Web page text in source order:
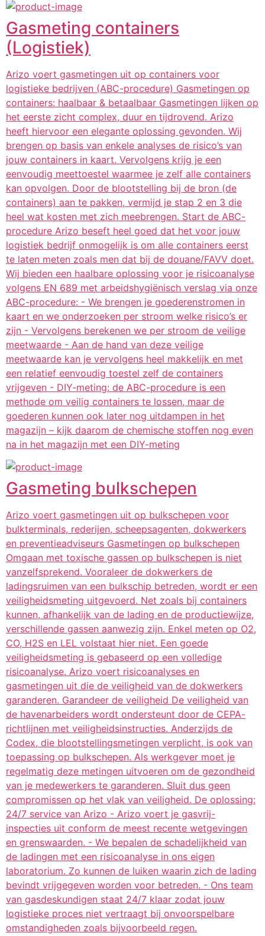
Gasmeting containers
(Logistiek)
Arizo voert gasmetingen uit op containers voor
logistieke bedrijven (ABC-procedure) Gasmetingen op
containers: haalbaar & betaalbaar Gasmetingen lijken op
het eerste zicht complex, duur en tijdrovend. Arizo
heeft hiervoor een elegante oplossing gevonden. Wij
brengen op basis van enkele analyses de risico’s van
jouw containers in kaart. Vervolgens krijg je een
eenvoudig meettoestel waarmee je zelf alle containers
kan opvolgen. Door de blootstelling bij de bron (de
containers) aan te pakken, vermijd je stap 2 en 3 die
heel wat kosten met zich meebrengen. Start de ABC-
procedure Arizo beseft heel goed dat het voor jouw
logistiek bedrijf onmogelijk is om alle containers eerst
te laten meten zoals men dat bij de douane/FAVV doet.
Wij bieden een haalbare oplossing voor je risicoanalyse
volgens EN 689 met arbeidshygiënisch verslag via onze
ABC-procedure: - We brengen je goederenstromen in
kaart en we onderzoeken per stroom welke risico’s er
zijn - Vervolgens berekenen we per stroom de veilige
meetwaarde - Aan de hand van deze veilige
meetwaarde kan je vervolgens heel makkelijk en met
een relatief eenvoudig toestel zelf de containers
vrijgeven - DIY-meting: de ABC-procedure is een
methode om veilig containers te lossen, maar de
goederen kunnen ook later nog uitdampen in het
magazijn – kijk daarom de chemische stoffen nog even
na in het magazijn met een DIY-meting
Gasmeting bulkschepen
Arizo voert gasmetingen uit op bulkschepen voor
bulkterminals, rederijen, scheepsagenten, dokwerkers
en preventieadviseurs Gasmetingen op bulkschepen
Omgaan met toxische gassen op bulkschepen is niet
vanzelfsprekend. Vooraleer de dokwerkers de
ladingsruimen van een bulkschip betreden, wordt er een
veiligheidsmeting uitgevoerd. Net zoals bij containers
kunnen, afhankelijk van de lading en de productiewijze,
verschillende gassen aanwezig zijn. Enkel meten op O2,
CO, H2S en LEL volstaat hier niet. Een goede
veiligheidsmeting is gebaseerd op een volledige
risicoanalyse. Arizo voert risicoanalyses en
gasmetingen uit die de veiligheid van de dokwerkers
garanderen. Garandeer de veiligheid De veiligheid van
de havenarbeiders wordt ondersteunt door de CEPA-
richtlijnen met veiligheidsinstructies. Anderzijds de
Codex, die blootstellingsmetingen verplicht, is ook van
toepassing op bulkschepen. Als werkgever moet je
regelmatig deze metingen uitvoeren om de gezondheid
van je medewerkers te garanderen. Sluit dus geen
compromissen op het vlak van veiligheid. De oplossing:
24/7 service van Arizo - Arizo voert je gasvrij-
inspecties uit conform de meest recente wetgevingen
en grenswaarden. - We bepalen de schadelijkheid van
de ladingen met een risicoanalyse in ons eigen
laboratorium. Zo kunnen de luiken waarin zich de lading
bevindt vrijgegeven worden voor betreden. - Ons team
van gasdeskundigen staat 24/7 klaar zodat jouw
logistieke proces niet vertraagt bij onvoorspelbare
omstandigheden zoals bijvoorbeeld regen.